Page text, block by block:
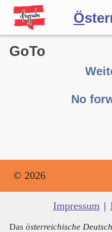
Ö
Wörterbuch
GoTo
No
© 2026
Impressum |
Das österreichische Deutsch